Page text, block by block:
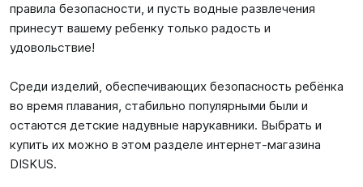
правила безопасности, и пусть водные развлечения
принесут вашему ребенку только радость и
удовольствие!
Среди изделий, обеспечивающих безопасность ребёнка
во время плавания, стабильно популярными были и
остаются детские надувные нарукавники. Выбрать и
купить их можно в этом разделе интернет-магазина
DISKUS.